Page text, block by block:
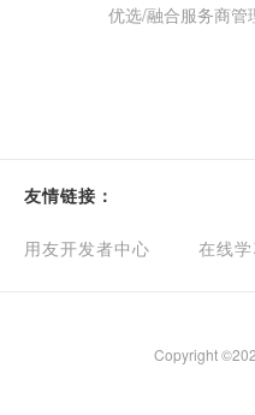
优选/融合服务商管
友情链接：
用友开发者中心 在线学
Copyright